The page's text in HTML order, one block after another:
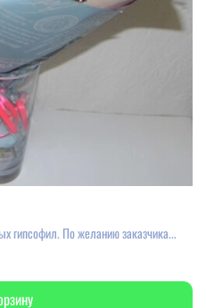
гипсофил. По желанию заказчика...